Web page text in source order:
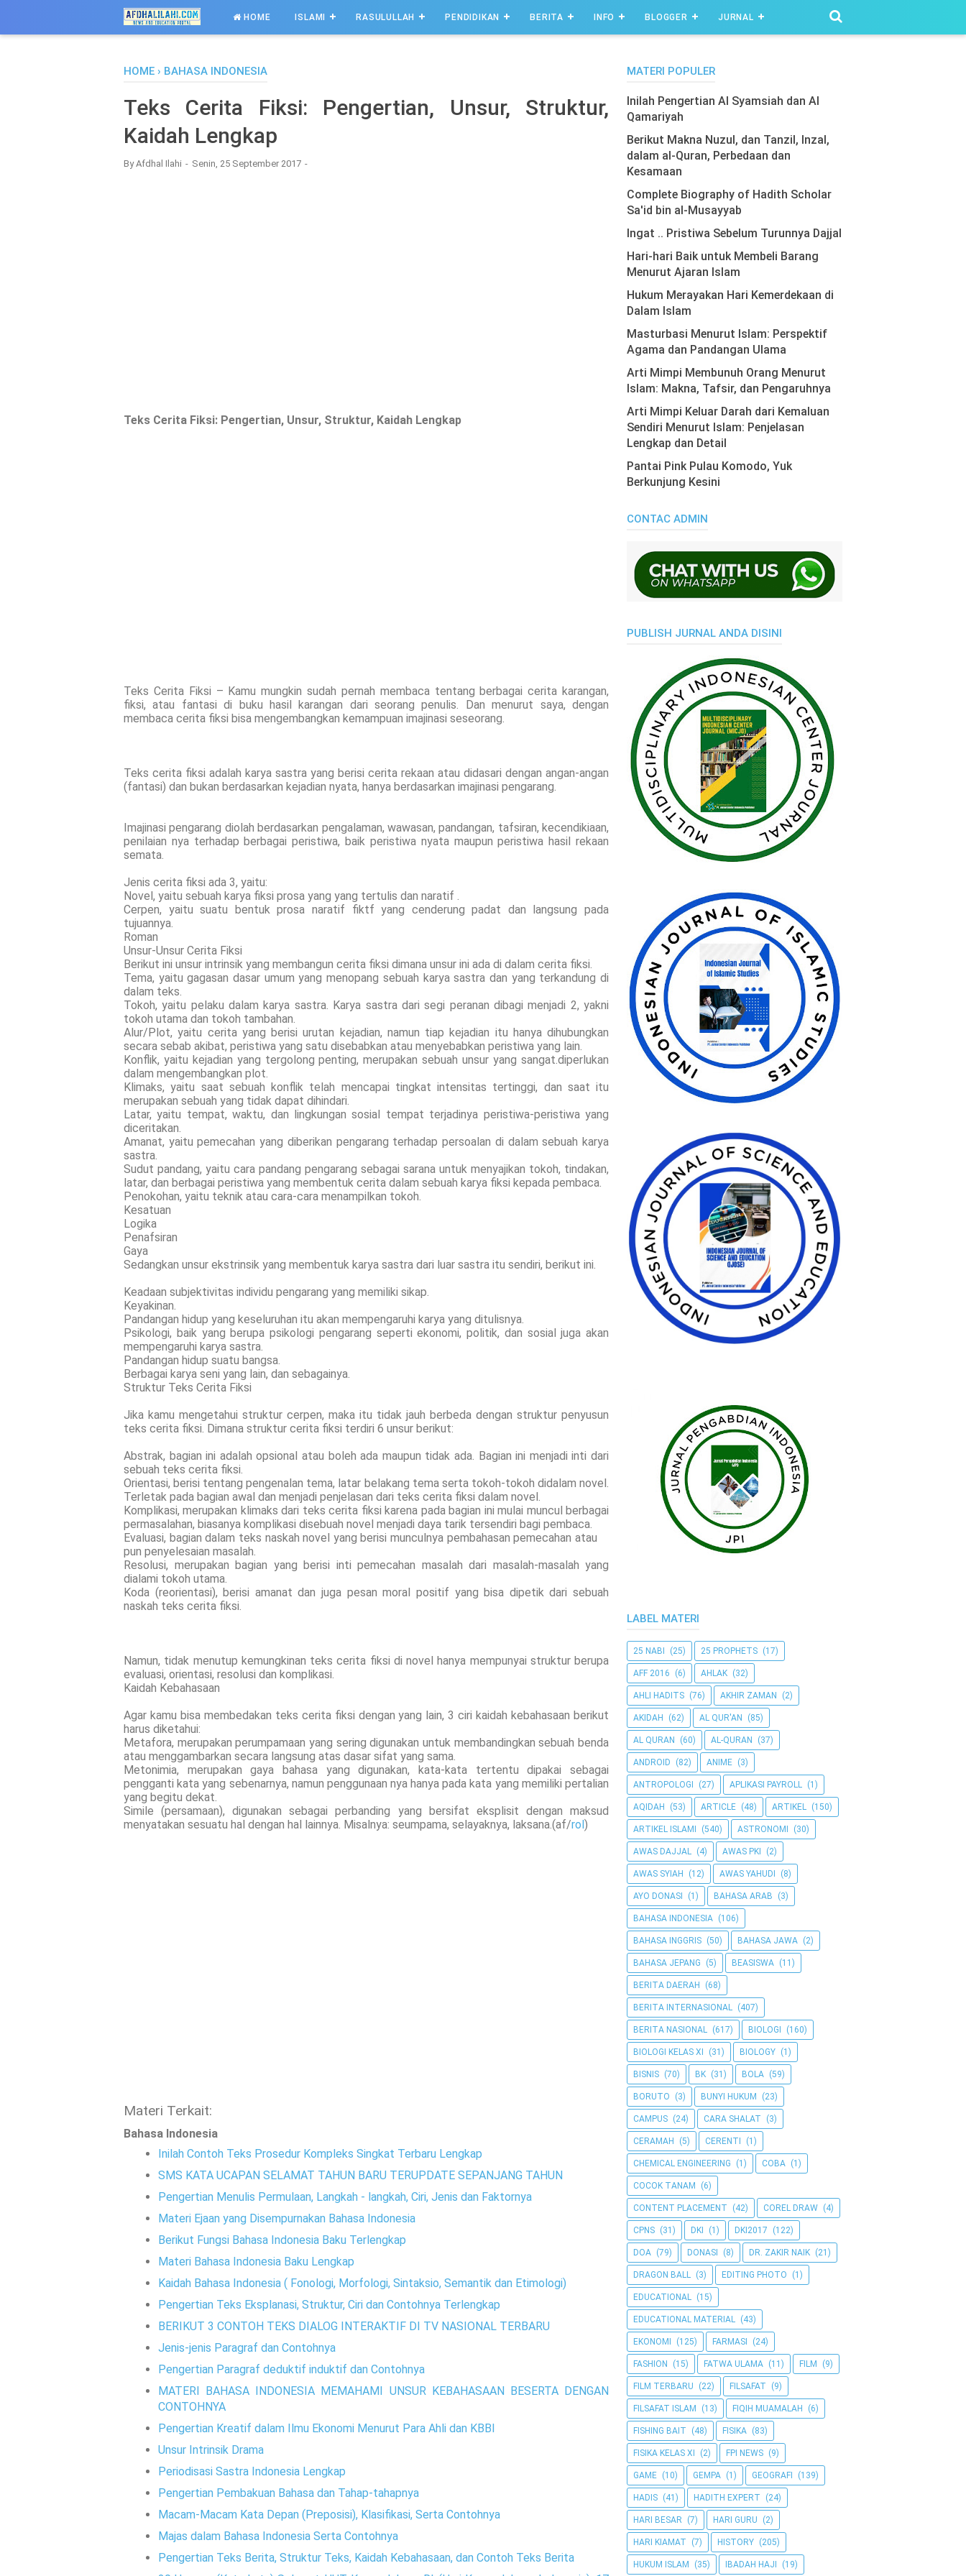
HOME ISLAMI RASULULLAH PENDIDIKAN BERITA INFO BLOGGER JURNAL
HOME › BAHASA INDONESIA
Teks Cerita Fiksi: Pengertian, Unsur, Struktur,
Kaidah Lengkap
ByAfdhal Ilahi Senin, 25 September 2017
Teks Cerita Fiksi: Pengertian, Unsur, Struktur, Kaidah Lengkap
Teks Cerita Fiksi – Kamu mungkin sudah pernah membaca tentang berbagai cerita karangan,
fiksi, atau fantasi di buku hasil karangan dari seorang penulis. Dan menurut saya, dengan
membaca cerita fiksi bisa mengembangkan kemampuan imajinasi seseorang.
Teks cerita fiksi adalah karya sastra yang berisi cerita rekaan atau didasari dengan angan-angan
(fantasi) dan bukan berdasarkan kejadian nyata, hanya berdasarkan imajinasi pengarang.
Imajinasi pengarang diolah berdasarkan pengalaman, wawasan, pandangan, tafsiran, kecendikiaan,
penilaian nya terhadap berbagai peristiwa, baik peristiwa nyata maupun peristiwa hasil rekaan
semata.
Jenis cerita fiksi ada 3, yaitu:
Novel, yaitu sebuah karya fiksi prosa yang yang tertulis dan naratif .
Cerpen, yaitu suatu bentuk prosa naratif fiktf yang cenderung padat dan langsung pada
tujuannya.
Roman
Unsur-Unsur Cerita Fiksi
Berikut ini unsur intrinsik yang membangun cerita fiksi dimana unsur ini ada di dalam cerita fiksi.
Tema, yaitu gagasan dasar umum yang menopang sebuah karya sastra dan yang terkandung di
dalam teks.
Tokoh, yaitu pelaku dalam karya sastra. Karya sastra dari segi peranan dibagi menjadi 2, yakni
tokoh utama dan tokoh tambahan.
Alur/Plot, yaitu cerita yang berisi urutan kejadian, namun tiap kejadian itu hanya dihubungkan
secara sebab akibat, peristiwa yang satu disebabkan atau menyebabkan peristiwa yang lain.
Konflik, yaitu kejadian yang tergolong penting, merupakan sebuah unsur yang sangat.diperlukan
dalam mengembangkan plot.
Klimaks, yaitu saat sebuah konflik telah mencapai tingkat intensitas tertinggi, dan saat itu
merupakan sebuah yang tidak dapat dihindari.
Latar, yaitu tempat, waktu, dan lingkungan sosial tempat terjadinya peristiwa-peristiwa yang
diceritakan.
Amanat, yaitu pemecahan yang diberikan pengarang terhadap persoalan di dalam sebuah karya
sastra.
Sudut pandang, yaitu cara pandang pengarang sebagai sarana untuk menyajikan tokoh, tindakan,
latar, dan berbagai peristiwa yang membentuk cerita dalam sebuah karya fiksi kepada pembaca.
Penokohan, yaitu teknik atau cara-cara menampilkan tokoh.
Kesatuan
Logika
Penafsiran
Gaya
Sedangkan unsur ekstrinsik yang membentuk karya sastra dari luar sastra itu sendiri, berikut ini.
Keadaan subjektivitas individu pengarang yang memiliki sikap.
Keyakinan.
Pandangan hidup yang keseluruhan itu akan mempengaruhi karya yang ditulisnya.
Psikologi, baik yang berupa psikologi pengarang seperti ekonomi, politik, dan sosial juga akan
mempengaruhi karya sastra.
Pandangan hidup suatu bangsa.
Berbagai karya seni yang lain, dan sebagainya.
Struktur Teks Cerita Fiksi
Jika kamu mengetahui struktur cerpen, maka itu tidak jauh berbeda dengan struktur penyusun
teks cerita fiksi. Dimana struktur cerita fiksi terdiri 6 unsur berikut:
Abstrak, bagian ini adalah opsional atau boleh ada maupun tidak ada. Bagian ini menjadi inti dari
sebuah teks cerita fiksi.
Orientasi, berisi tentang pengenalan tema, latar belakang tema serta tokoh-tokoh didalam novel.
Terletak pada bagian awal dan menjadi penjelasan dari teks cerita fiksi dalam novel.
Komplikasi, merupakan klimaks dari teks cerita fiksi karena pada bagian ini mulai muncul berbagai
permasalahan, biasanya komplikasi disebuah novel menjadi daya tarik tersendiri bagi pembaca.
Evaluasi, bagian dalam teks naskah novel yang berisi munculnya pembahasan pemecahan atau
pun penyelesaian masalah.
Resolusi, merupakan bagian yang berisi inti pemecahan masalah dari masalah-masalah yang
dialami tokoh utama.
Koda (reorientasi), berisi amanat dan juga pesan moral positif yang bisa dipetik dari sebuah
naskah teks cerita fiksi.
Namun, tidak menutup kemungkinan teks cerita fiksi di novel hanya mempunyai struktur berupa
evaluasi, orientasi, resolusi dan komplikasi.
Kaidah Kebahasaan
Agar kamu bisa membedakan teks cerita fiksi dengan yang lain, 3 ciri kaidah kebahasaan berikut
harus diketahui:
Metafora, merupakan perumpamaan yang sering digunakan untuk membandingkan sebuah benda
atau menggambarkan secara langsung atas dasar sifat yang sama.
Metonimia, merupakan gaya bahasa yang digunakan, kata-kata tertentu dipakai sebagai
pengganti kata yang sebenarnya, namun penggunaan nya hanya pada kata yang memiliki pertalian
yang begitu dekat.
Simile (persamaan), digunakan sebagai perbanding yang bersifat eksplisit dengan maksud
menyatakan sesuatu hal dengan hal lainnya. Misalnya: seumpama, selayaknya, laksana.(af/rol)
Materi Terkait:
Bahasa Indonesia
Inilah Contoh Teks Prosedur Kompleks Singkat Terbaru Lengkap
SMS KATA UCAPAN SELAMAT TAHUN BARU TERUPDATE SEPANJANG TAHUN
Pengertian Menulis Permulaan, Langkah - langkah, Ciri, Jenis dan Faktornya
Materi Ejaan yang Disempurnakan Bahasa Indonesia
Berikut Fungsi Bahasa Indonesia Baku Terlengkap
Materi Bahasa Indonesia Baku Lengkap
Kaidah Bahasa Indonesia ( Fonologi, Morfologi, Sintaksio, Semantik dan Etimologi)
Pengertian Teks Eksplanasi, Struktur, Ciri dan Contohnya Terlengkap
BERIKUT 3 CONTOH TEKS DIALOG INTERAKTIF DI TV NASIONAL TERBARU
Jenis-jenis Paragraf dan Contohnya
Pengertian Paragraf deduktif induktif dan Contohnya
MATERI BAHASA INDONESIA MEMAHAMI UNSUR KEBAHASAAN BESERTA DENGAN
CONTOHNYA
Pengertian Kreatif dalam Ilmu Ekonomi Menurut Para Ahli dan KBBI
Unsur Intrinsik Drama
Periodisasi Sastra Indonesia Lengkap
Pengertian Pembakuan Bahasa dan Tahap-tahapnya
Macam-Macam Kata Depan (Preposisi), Klasifikasi, Serta Contohnya
Majas dalam Bahasa Indonesia Serta Contohnya
Pengertian Teks Berita, Struktur Teks, Kaidah Kebahasaan, dan Contoh Teks Berita
MATERI POPULER
Inilah Pengertian Al Syamsiah dan Al
Qamariyah
Berikut Makna Nuzul, dan Tanzil, Inzal,
dalam al-Quran, Perbedaan dan
Kesamaan
Complete Biography of Hadith Scholar
Sa'id bin al-Musayyab
Ingat .. Pristiwa Sebelum Turunnya Dajjal
Hari-hari Baik untuk Membeli Barang
Menurut Ajaran Islam
Hukum Merayakan Hari Kemerdekaan di
Dalam Islam
Masturbasi Menurut Islam: Perspektif
Agama dan Pandangan Ulama
Arti Mimpi Membunuh Orang Menurut
Islam: Makna, Tafsir, dan Pengaruhnya
Arti Mimpi Keluar Darah dari Kemaluan
Sendiri Menurut Islam: Penjelasan
Lengkap dan Detail
Pantai Pink Pulau Komodo, Yuk
Berkunjung Kesini
CONTAC ADMIN
PUBLISH JURNAL ANDA DISINI
LABEL MATERI
25 NABI (25) 25 PROPHETS (17)
AFF 2016 (6) AHLAK (32)
AHLI HADITS (76) AKHIR ZAMAN (2)
AKIDAH (62) AL QUR'AN (85)
AL QURAN (60) AL-QURAN (37)
ANDROID (82) ANIME (3)
ANTROPOLOGI (27) APLIKASI PAYROLL (1)
AQIDAH (53) ARTICLE (48) ARTIKEL (150)
ARTIKEL ISLAMI (540) ASTRONOMI (30)
AWAS DAJJAL (4) AWAS PKI (2)
AWAS SYIAH (12) AWAS YAHUDI (8)
AYO DONASI (1) BAHASA ARAB (3)
BAHASA INDONESIA (106)
BAHASA INGGRIS (50) BAHASA JAWA (2)
BAHASA JEPANG (5) BEASISWA (11)
BERITA DAERAH (68)
BERITA INTERNASIONAL (407)
BERITA NASIONAL (617) BIOLOGI (160)
BIOLOGI KELAS XI (31) BIOLOGY (1)
BISNIS (70) BK (31) BOLA (59)
BORUTO (3) BUNYI HUKUM (23)
CAMPUS (24) CARA SHALAT (3)
CERAMAH (5) CERENTI (1)
CHEMICAL ENGINEERING (1) COBA (1)
COCOK TANAM (6)
CONTENT PLACEMENT (42) COREL DRAW (4)
CPNS (31) DKI (1) DKI2017 (122)
DOA (79) DONASI (8) DR. ZAKIR NAIK (21)
DRAGON BALL (3) EDITING PHOTO (1)
EDUCATIONAL (15)
EDUCATIONAL MATERIAL (43)
EKONOMI (125) FARMASI (24)
FASHION (15) FATWA ULAMA (11) FILM (9)
FILM TERBARU (22) FILSAFAT (9)
FILSAFAT ISLAM (13) FIQIH MUAMALAH (6)
FISHING BAIT (48) FISIKA (83)
FISIKA KELAS XI (2) FPI NEWS (9)
GAME (10) GEMPA (1) GEOGRAFI (139)
HADIS (41) HADITH EXPERT (24)
HARI BESAR (7) HARI GURU (2)
HARI KIAMAT (7) HISTORY (205)
HUKUM ISLAM (35) IBADAH HAJI (19)